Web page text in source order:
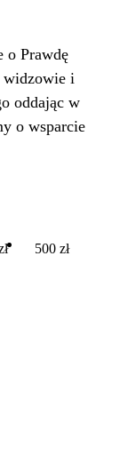
o Prawdę
widzowie i
oddając w
o wsparcie
500 zł